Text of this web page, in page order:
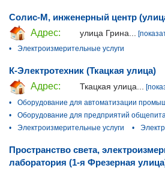
Солис-М, инженерный центр
Адрес:
улица Грина...
•
Электроизмерительные услуги
К-Электротехник (Ткацкая улица)
Адрес:
Ткацкая улица...
•
Оборудование для автоматизации
•
Оборудование для предприятий
•
Электроизмерительные услуги •
Пространство света,
лаборатория (1-я Фрезерная